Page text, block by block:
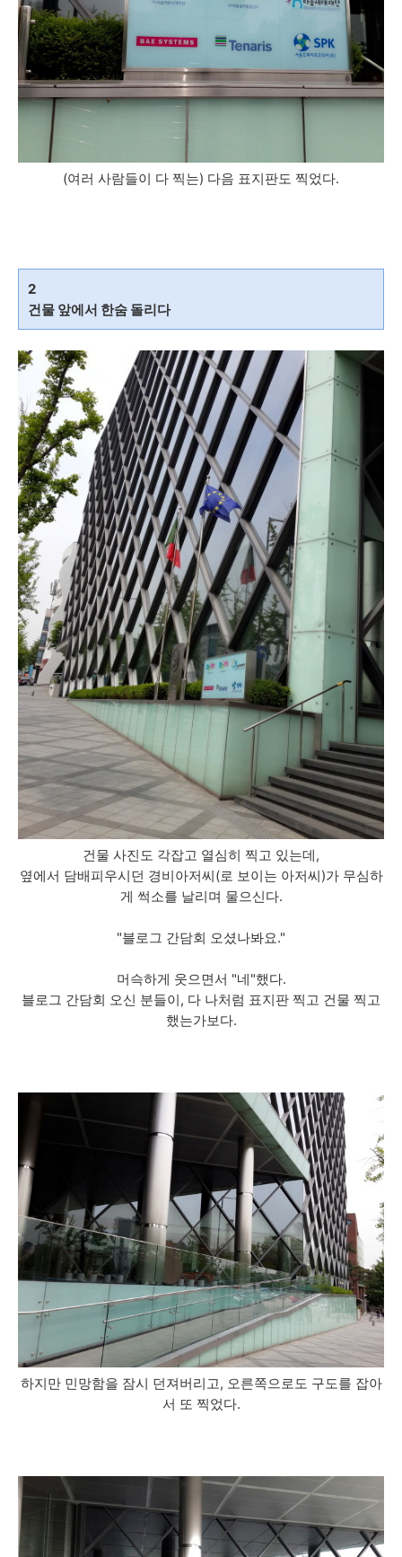
(여러 사람들이 다 찍는) 다음 표지판도 찍었다.
2
건물 앞에서 한숨 돌리다
건물 사진도 각잡고 열심히 찍고 있는데,
옆에서 담배피우시던 경비아저씨(로 보이는 아저씨)가 무심하
게 썩소를 날리며 물으신다.
"블로그 간담회 오셨나봐요."
머슥하게 웃으면서 "네"했다.
블로그 간담회 오신 분들이, 다 나처럼 표지판 찍고 건물 찍고
했는가보다.
하지만 민망함을 잠시 던져버리고, 오른쪽으로도 구도를 잡아
서 또 찍었다.